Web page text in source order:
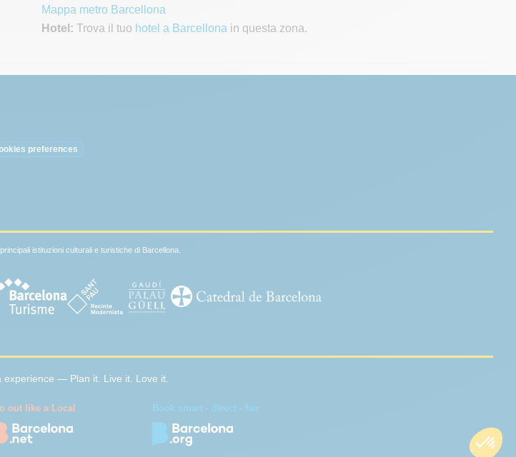
Mappa metro Barcellona
Hotel: Trova il tuo hotel a Barcellona in questa zona.
preferences
istituzioni culturali e turistiche di Barcellona.
experience — Plan it. Live it. Love it.
out like a Local Book smart - direct - fair